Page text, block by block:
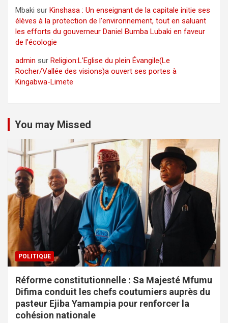
Mbaki sur Kinshasa : Un enseignant de la capitale initie ses
élèves à la protection de l’environnement, tout en saluant
les efforts du gouverneur Daniel Bumba Lubaki en faveur
de l’écologie
admin sur Religion:L’Eglise du plein Évangile(Le
Rocher/Vallée des visions)a ouvert ses portes à
Kingabwa-Limete
You may Missed
POLITIQUE
Réforme constitutionnelle : Sa Majesté Mfumu
Difima conduit les chefs coutumiers auprès du
pasteur Ejiba Yamampia pour renforcer la
cohésion nationale